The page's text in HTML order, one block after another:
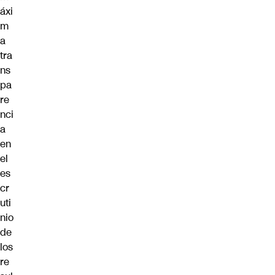
áxi
m
a
tra
ns
pa
re
nci
a
en
el
es
cr
uti
nio
de
los
re